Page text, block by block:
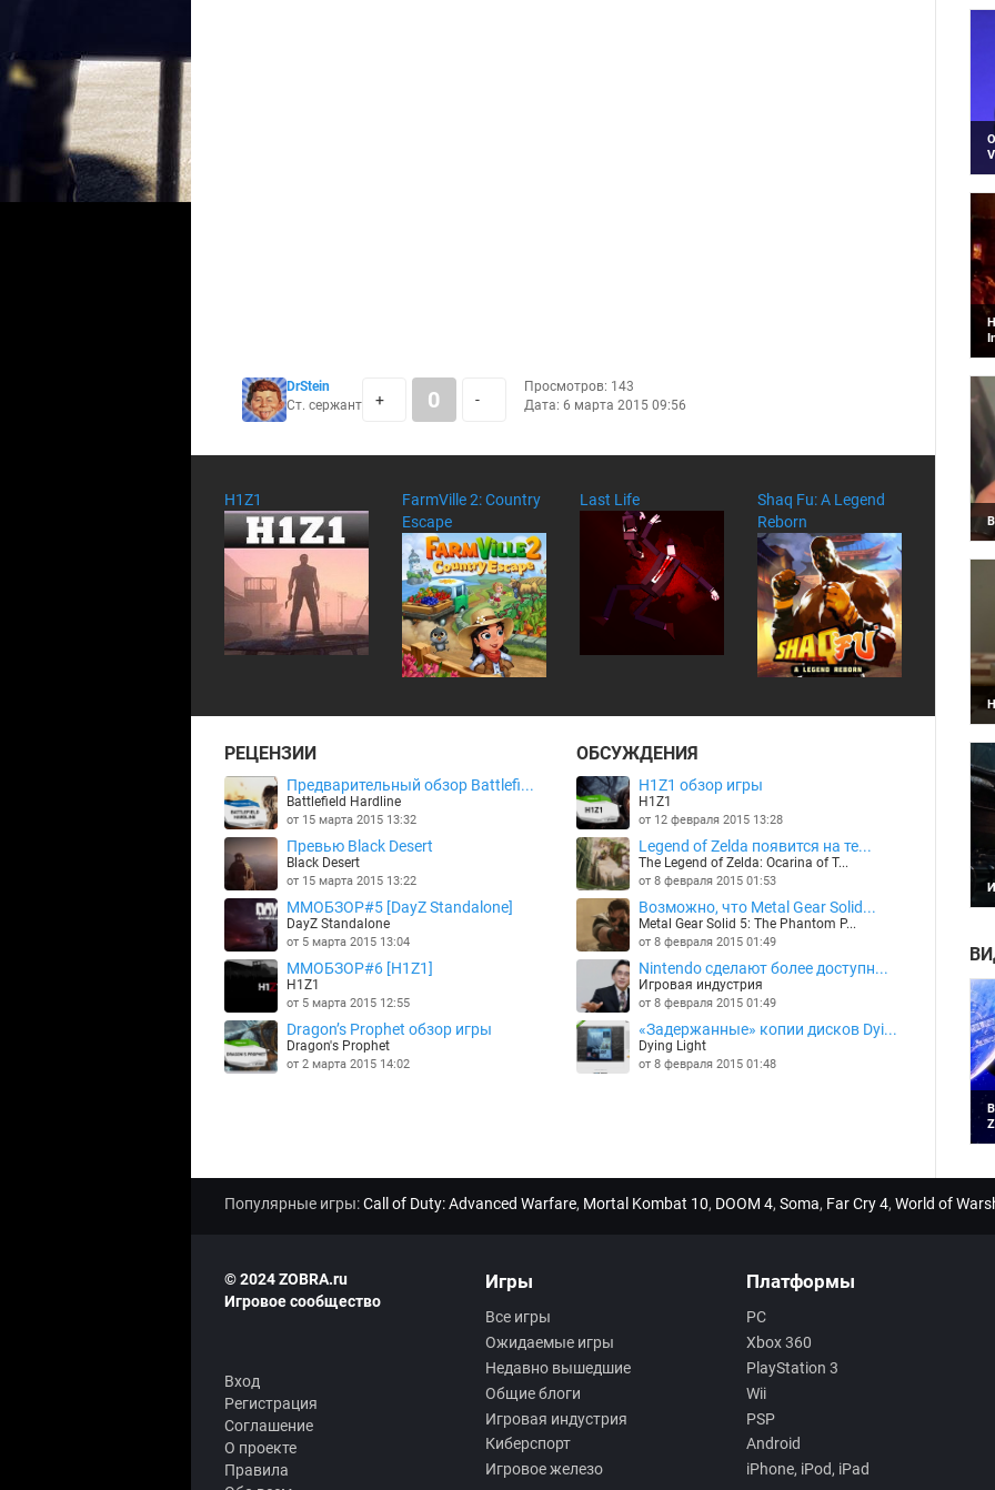
DrStein
Ст. сержант
+ 0 -
Просмотров: 143
Дата: 6 марта 2015 09:56
H1Z1
FarmVille 2: Country
Escape
Last Life
Shaq Fu: A Legend
Reborn
РЕЦЕНЗИИ
Предварительный обзор Battlefi...
Battlefield Hardline
от 15 марта 2015 13:32
Превью Black Desert
Black Desert
от 15 марта 2015 13:22
MMOБЗОР#5 [DayZ Standalone]
DayZ Standalone
от 5 марта 2015 13:04
MMOБЗОР#6 [H1Z1]
H1Z1
от 5 марта 2015 12:55
Dragon’s Prophet обзор игры
Dragon's Prophet
от 2 марта 2015 14:02
ОБСУЖДЕНИЯ
H1Z1 обзор игры
H1Z1
от 12 февраля 2015 13:28
Legend of Zelda появится на те...
The Legend of Zelda: Ocarina of T...
от 8 февраля 2015 01:53
Возможно, что Metal Gear Solid...
Metal Gear Solid 5: The Phantom P...
от 8 февраля 2015 01:49
Nintendo сделают более доступн...
Игровая индустрия
от 8 февраля 2015 01:49
«Задержанные» копии дисков Dyi...
Dying Light
от 8 февраля 2015 01:48
Популярные игры:Call of Duty: Advanced Warfare, Mortal Kombat 10, DOOM 4, Soma, Far Cry 4, World of
© 2024 ZOBRA.ru
Игровое сообщество
Вход
Регистрация
Соглашение
О проекте
Правила
Игры
Все игры
Ожидаемые игры
Недавно вышедшие
Общие блоги
Игровая индустрия
Киберспорт
Игровое железо
Платформы
PC
Xbox 360
PlayStation 3
Wii
PSP
Android
iPhone, iPod, iPad